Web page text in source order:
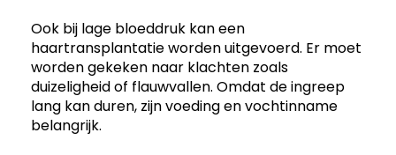
Ook bij lage bloeddruk kan een
haartransplantatie worden uitgevoerd. Er moet
worden gekeken naar klachten zoals
duizeligheid of flauwvallen. Omdat de ingreep
lang kan duren, zijn voeding en vochtinname
belangrijk.